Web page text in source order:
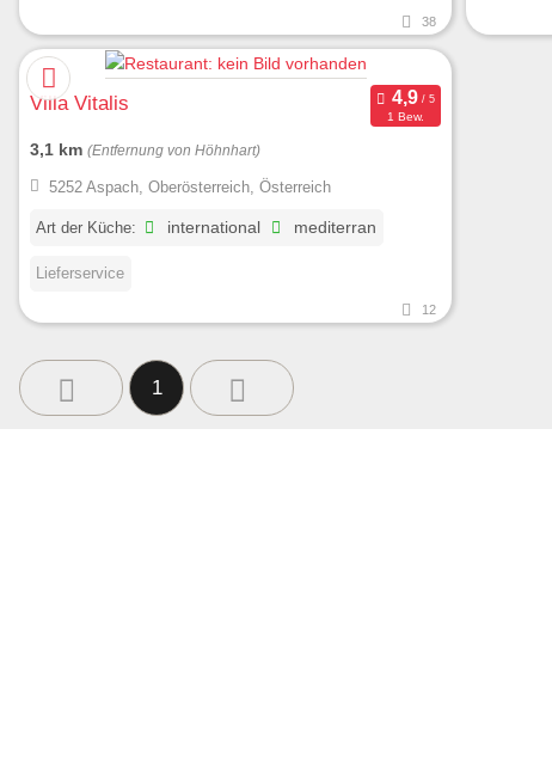
38
Villa Vitalis
1 Bew.
3,1 km (Entfernung von Höhnhart)
5252 Aspach, Oberösterreich, Österreich
Art der Küche: international mediterran
Lieferservice
12
1